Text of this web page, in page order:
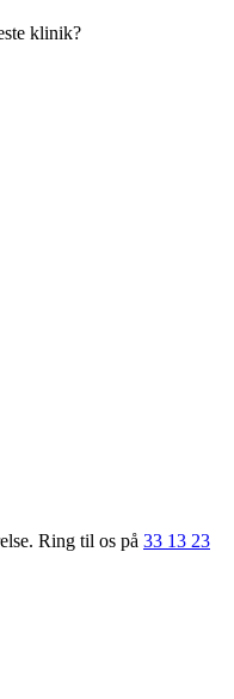
klinik?
Ring til os på 33 13 23